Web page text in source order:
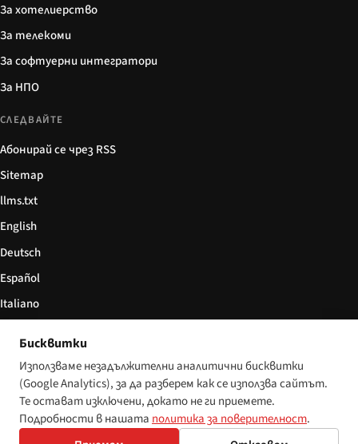
За хотелиерство
За телекоми
За софтуерни интегратори
За НПО
СЛЕДВАЙТЕ
Абонирай се чрез RSS
Sitemap
llms.txt
English
Deutsch
Español
Italiano
© 2026 Disability World. Всички права запазени. Настройки за бисквитки
Бисквитки
Използваме незадължителни аналитични бисквитки
(Google Analytics), за да разберем как се използва сайтът.
Те остават изключени, докато не ги приемете.
Подробности в нашата политика за поверителност.